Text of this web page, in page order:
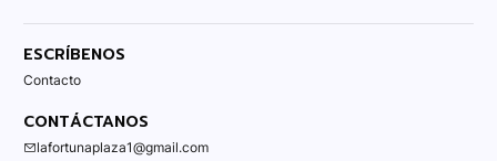
ESCRÍBENOS
Contacto
CONTÁCTANOS
lafortunaplaza1@gmail.com